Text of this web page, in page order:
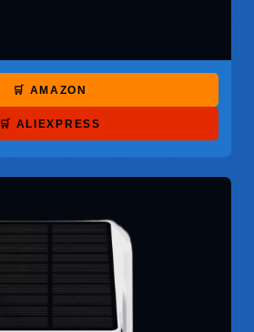
🛒 AMAZON
🛒 ALIEXPRESS